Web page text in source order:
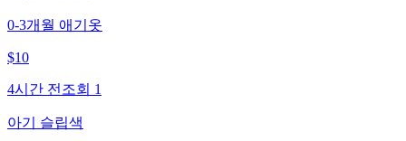
0-3개월 애기옷
$10
4시간 전 조회 1
아기 슬립색